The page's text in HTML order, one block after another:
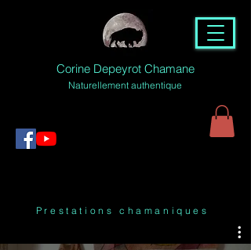
Corine Depeyrot Chamane
Naturellement authentique
Prestations chamaniques